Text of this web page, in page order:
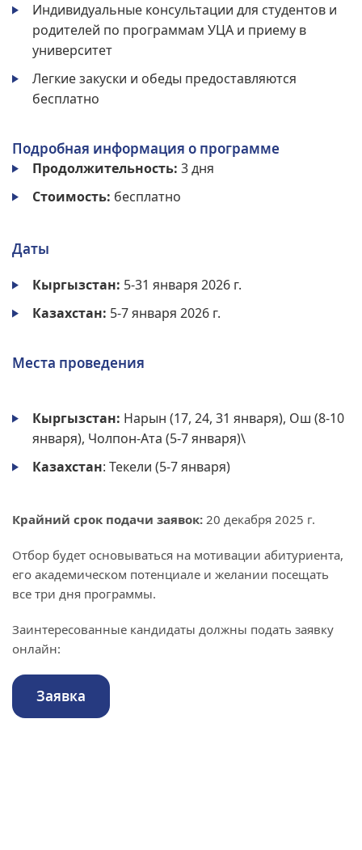
Индивидуальные консультации для студентов и
родителей по программам УЦА и приему в
университет
Легкие закуски и обеды предоставляются
бесплатно
Подробная информация о программе
Продолжительность: 3 дня
Стоимость: бесплатно
Даты
Кыргызстан: 5-31 января 2026 г.
Казахстан: 5-7 января 2026 г.
Места проведения
Кыргызстан: Нарын (17, 24, 31 января), Ош (8-10
января), Чолпон-Ата (5-7 января)\
Казахстан: Текели (5-7 января)
Крайний срок подачи заявок: 20 декабря 2025 г.
Отбор будет основываться на мотивации абитуриента,
его академическом потенциале и желании посещать
все три дня программы.
Заинтересованные кандидаты должны подать заявку
онлайн:
Заявка